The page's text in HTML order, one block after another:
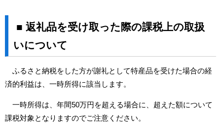
■ 返礼品を受け取った際の課税上の取扱
いについて
ふるさと納税をした方が謝礼として特産品を受けた場合の経
済的利益は、一時所得に該当します。
一時所得は、年間50万円を超える場合に、超えた額について
課税対象となりますのでご注意ください。